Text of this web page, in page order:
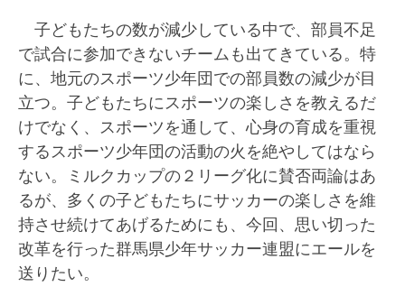
子どもたちの数が減少している中で、部員不足
で試合に参加できないチームも出てきている。特
に、地元のスポーツ少年団での部員数の減少が目
立つ。子どもたちにスポーツの楽しさを教えるだ
けでなく、スポーツを通して、心身の育成を重視
するスポーツ少年団の活動の火を絶やしてはなら
ない。ミルクカップの２リーグ化に賛否両論はあ
るが、多くの子どもたちにサッカーの楽しさを維
持させ続けてあげるためにも、今回、思い切った
改革を行った群馬県少年サッカー連盟にエールを
送りたい。